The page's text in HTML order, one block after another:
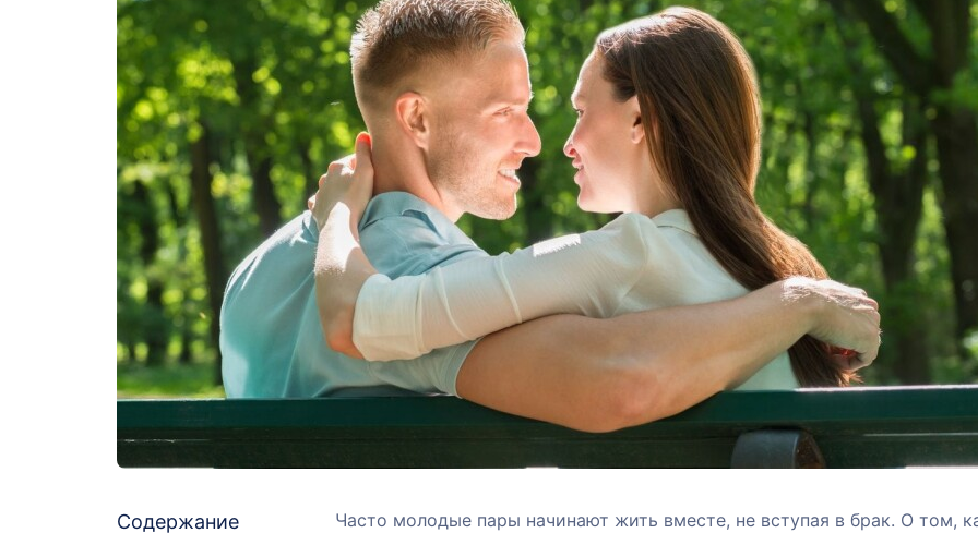
Содержание
Часто молодые пары начинают жить вместе, не вступая в брак. О том,